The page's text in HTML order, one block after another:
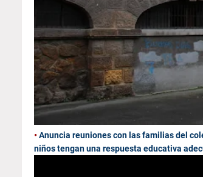
•Anuncia reuniones con las familias del
niños tengan una respuesta educativa